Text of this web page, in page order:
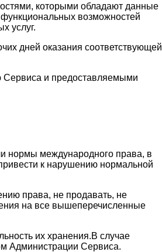
которыми обладают данные
функциональных возможностей
услуг.
дней оказания соответствующей
Сервиса и предоставляемыми
нормы международного права, в
к нарушению нормальной
права, не продавать, не
на все вышеперечисленные
их хранения.В случае
Администрации Сервиса.